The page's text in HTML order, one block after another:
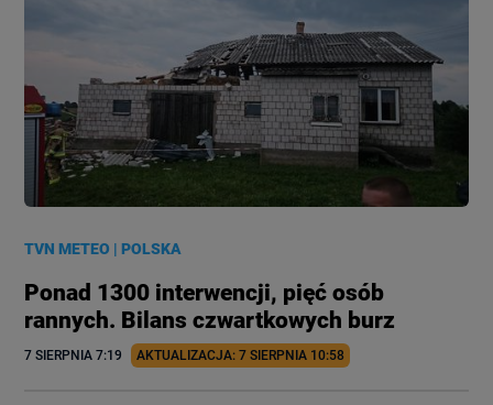
TVN METEO |POLSKA
Ponad 1300 interwencji, pięć osób
rannych. Bilans czwartkowych burz
7 SIERPNIA 7:19 AKTUALIZACJA: 7 SIERPNIA 10:58